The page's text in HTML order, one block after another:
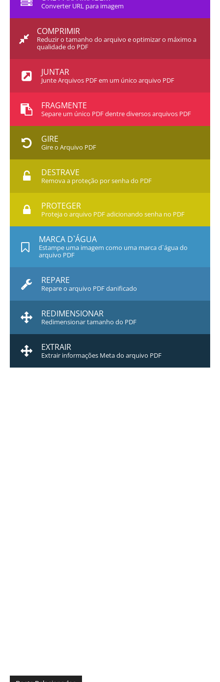
Converter URL para imagem
COMPRIMIR
Reduzir o tamanho do arquivo e optimizar o máximo a
qualidade do PDF
JUNTAR
Junte Arquivos PDF em um único arquivo PDF
FRAGMENTE
Separe um único PDF dentre diversos arquivos PDF
GIRE
Gire o Arquivo PDF
DESTRAVE
Remova a proteção por senha do PDF
PROTEGER
Proteja o arquivo PDF adicionando senha no PDF
MARCA D`ÁGUA
Estampe uma imagem como uma marca d`água do
arquivo PDF
REPARE
Repare o arquivo PDF danificado
REDIMENSIONAR
Redimensionar tamanho do PDF
EXTRAIR
Extrair informações Meta do arquivo PDF